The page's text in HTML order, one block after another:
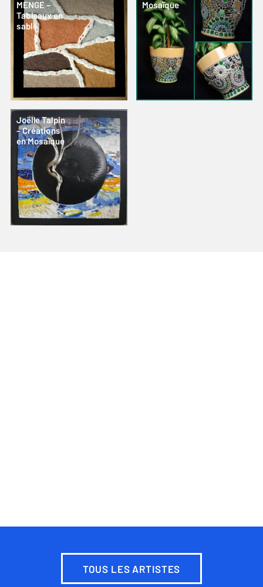
MENGE –
Tableaux en
sable
Mosaïque
Joëlle Talpin
– Créations
en Mosaïque
TOUS LES ARTISTES